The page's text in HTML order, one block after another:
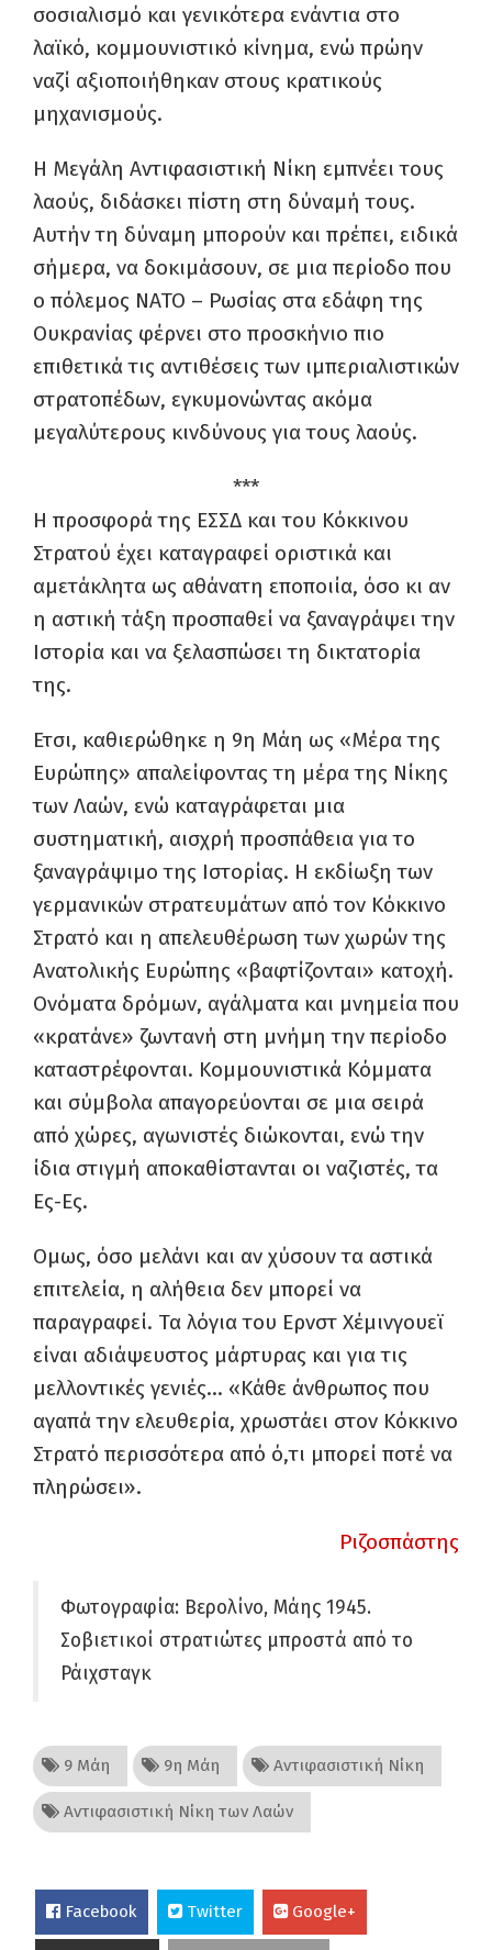
σοσιαλισμό και γενικότερα ενάντια στο
λαϊκό, κομμουνιστικό κίνημα, ενώ πρώην
ναζί αξιοποιήθηκαν στους κρατικούς
μηχανισμούς.
Η Μεγάλη Αντιφασιστική Νίκη εμπνέει τους
λαούς, διδάσκει πίστη στη δύναμή τους.
Αυτήν τη δύναμη μπορούν και πρέπει, ειδικά
σήμερα, να δοκιμάσουν, σε μια περίοδο που
ο πόλεμος ΝΑΤΟ – Ρωσίας στα εδάφη της
Ουκρανίας φέρνει στο προσκήνιο πιο
επιθετικά τις αντιθέσεις των ιμπεριαλιστικών
στρατοπέδων, εγκυμονώντας ακόμα
μεγαλύτερους κινδύνους για τους λαούς.
***
Η προσφορά της ΕΣΣΔ και του Κόκκινου
Στρατού έχει καταγραφεί οριστικά και
αμετάκλητα ως αθάνατη εποποιία, όσο κι αν
η αστική τάξη προσπαθεί να ξαναγράψει την
Ιστορία και να ξελασπώσει τη δικτατορία
της.
Ετσι, καθιερώθηκε η 9η Μάη ως «Μέρα της
Ευρώπης» απαλείφοντας τη μέρα της Νίκης
των Λαών, ενώ καταγράφεται μια
συστηματική, αισχρή προσπάθεια για το
ξαναγράψιμο της Ιστορίας. Η εκδίωξη των
γερμανικών στρατευμάτων από τον Κόκκινο
Στρατό και η απελευθέρωση των χωρών της
Ανατολικής Ευρώπης «βαφτίζονται» κατοχή.
Ονόματα δρόμων, αγάλματα και μνημεία που
«κρατάνε» ζωντανή στη μνήμη την περίοδο
καταστρέφονται. Κομμουνιστικά Κόμματα
και σύμβολα απαγορεύονται σε μια σειρά
από χώρες, αγωνιστές διώκονται, ενώ την
ίδια στιγμή αποκαθίστανται οι ναζιστές, τα
Ες-Ες.
Ομως, όσο μελάνι και αν χύσουν τα αστικά
επιτελεία, η αλήθεια δεν μπορεί να
παραγραφεί. Τα λόγια του Ερνστ Χέμινγουεϊ
είναι αδιάψευστος μάρτυρας και για τις
μελλοντικές γενιές… «Κάθε άνθρωπος που
αγαπά την ελευθερία, χρωστάει στον Κόκκινο
Στρατό περισσότερα από ό,τι μπορεί ποτέ να
πληρώσει».
Ριζοσπάστης
Φωτογραφία: Βερολίνο, Μάης 1945.
Σοβιετικοί στρατιώτες μπροστά από το
Ράιχσταγκ
9 Μάη 9η Μάη Αντιφασιστική Νίκη
Αντιφασιστική Νίκη των Λαών
Facebook Twitter Google+